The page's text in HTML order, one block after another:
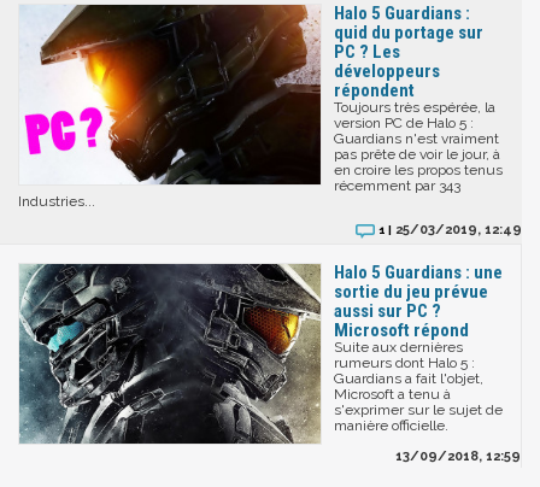
Halo 5 Guardians :
quid du portage sur
PC ? Les
développeurs
répondent
Toujours très espérée, la
version PC de Halo 5 :
Guardians n'est vraiment
pas prête de voir le jour, à
en croire les propos tenus
récemment par 343
Industries...
1 | 25/03/2019, 12:49
Halo 5 Guardians : une
sortie du jeu prévue
aussi sur PC ?
Microsoft répond
Suite aux dernières
rumeurs dont Halo 5 :
Guardians a fait l'objet,
Microsoft a tenu à
s'exprimer sur le sujet de
manière officielle.
13/09/2018, 12:59